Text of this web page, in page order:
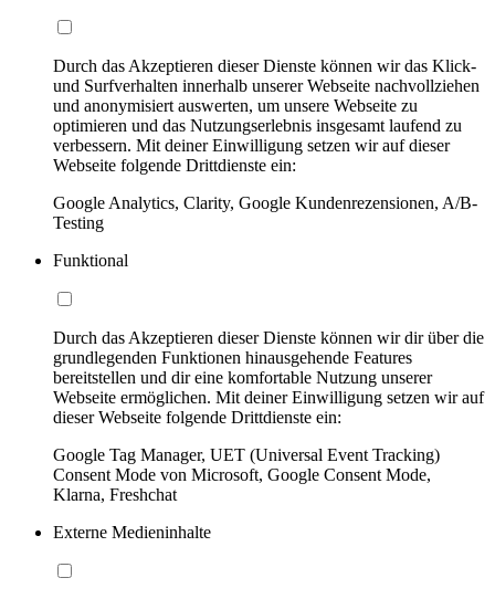
Durch das Akzeptieren dieser Dienste können wir das Klick-
und Surfverhalten innerhalb unserer Webseite nachvollziehen
und anonymisiert auswerten, um unsere Webseite zu
optimieren und das Nutzungserlebnis insgesamt laufend zu
verbessern. Mit deiner Einwilligung setzen wir auf dieser
Webseite folgende Drittdienste ein:
Google Analytics, Clarity, Google Kundenrezensionen, A/B-
Testing
Funktional
Durch das Akzeptieren dieser Dienste können wir dir über die
grundlegenden Funktionen hinausgehende Features
bereitstellen und dir eine komfortable Nutzung unserer
Webseite ermöglichen. Mit deiner Einwilligung setzen wir auf
dieser Webseite folgende Drittdienste ein:
Google Tag Manager, UET (Universal Event Tracking)
Consent Mode von Microsoft, Google Consent Mode,
Klarna, Freshchat
Externe Medieninhalte